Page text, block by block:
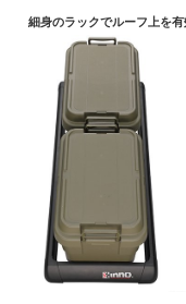
細身のラックでルーフ上を